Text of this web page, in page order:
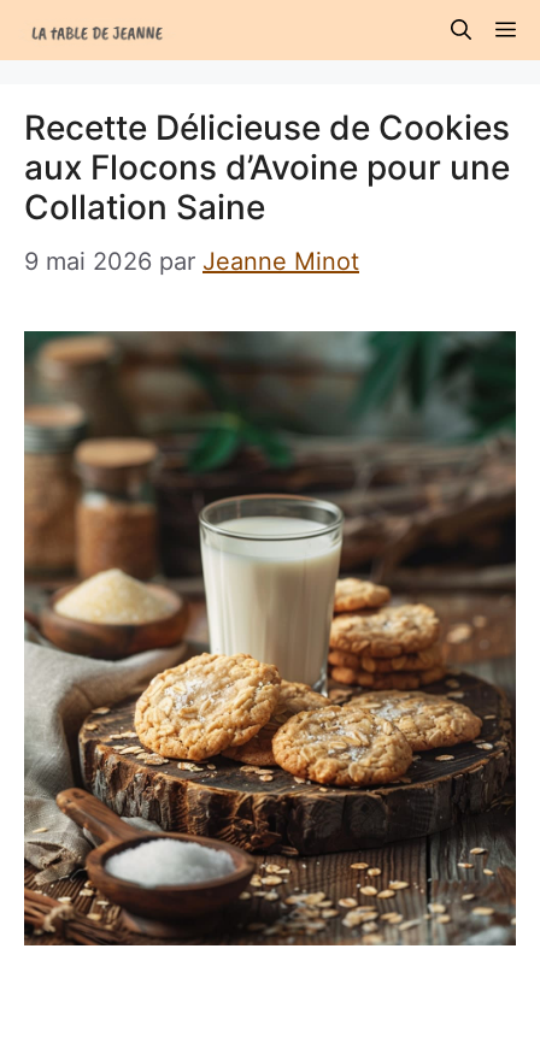
au
Recette Délicieuse de Cookies
aux Flocons d’Avoine pour une
Collation Saine
9 mai 2026 par Jeanne Minot